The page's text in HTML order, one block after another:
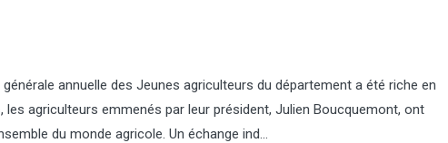
annuelle des Jeunes agriculteurs du département a été riche en
agriculteurs emmenés par leur président, Julien Boucquemont, ont
du monde agricole. Un échange ind...